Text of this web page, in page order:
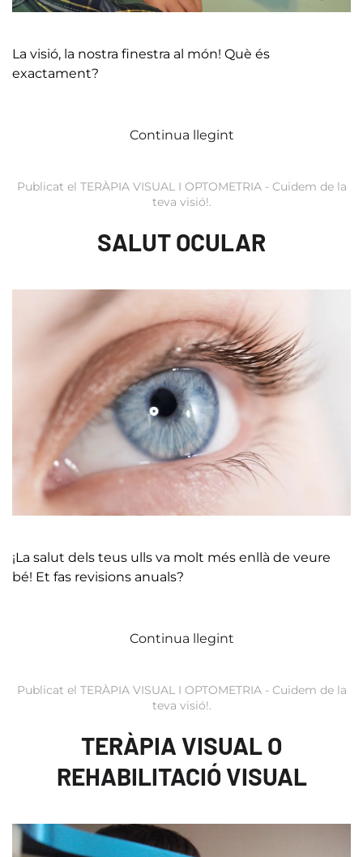
La visió, la nostra finestra al món! Què és
exactament?
Continua llegint
Publicat el TERÀPIA VISUAL I OPTOMETRIA - Cuidem de la
teva visió!.
SALUT OCULAR
¡La salut dels teus ulls va molt més enllà de veure
bé! Et fas revisions anuals?
Continua llegint
Publicat el TERÀPIA VISUAL I OPTOMETRIA - Cuidem de la
teva visió!.
TERÀPIA VISUAL O
REHABILITACIÓ VISUAL